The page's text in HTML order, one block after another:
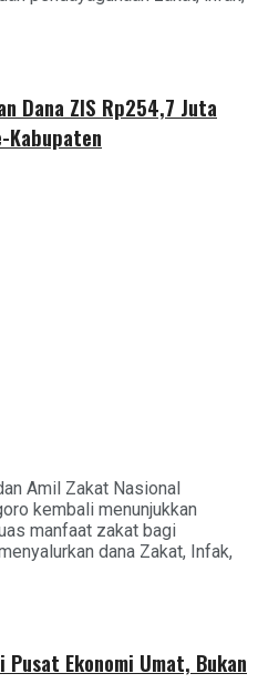
Dana ZIS Rp254,7 Juta
Kabupaten
Amil Zakat Nasional
kembali menunjukkan
manfaat zakat bagi
dana Zakat, Infak,
Pusat Ekonomi Umat, Bukan